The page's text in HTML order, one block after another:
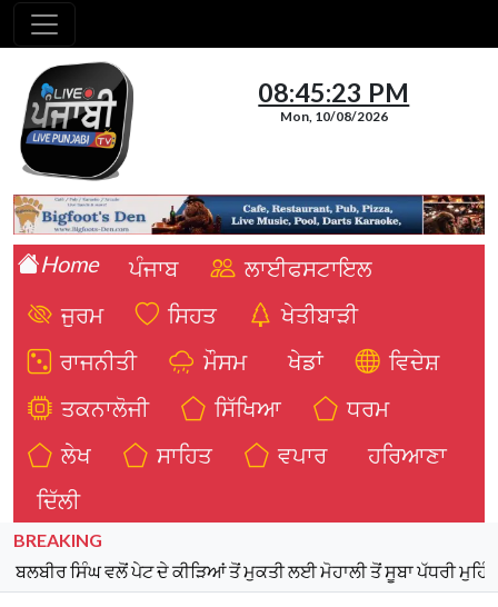
08:45:24 PM
Mon, 10/08/2026
Home ਪੰਜਾਬ
ਲਾਈਫਸਟਾਇਲ
ਜੁਰਮ
ਸਿਹਤ
ਖੇਤੀਬਾੜੀ
ਰਾਜਨੀਤੀ
ਮੌਸਮ ਖੇਡਾਂ
ਵਿਦੇਸ਼
ਤਕਨਾਲੋਜੀ
ਸਿੱਖਿਆ
ਧਰਮ
ਲੇਖ
ਸਾਹਿਤ ਵਪਾਰ
ਹਰਿਆਣਾ
ਦਿੱਲੀ
BREAKING
ਵਲੋਂ ਪੇਟ ਦੇ ਕੀੜਿਆਂ ਤੋਂ ਮੁਕਤੀ ਲਈ ਮੋਹਾਲੀ ਤੋਂ ਸੂਬਾ ਪੱਧਰੀ ਮੁਹਿੰਮ ਦੀ